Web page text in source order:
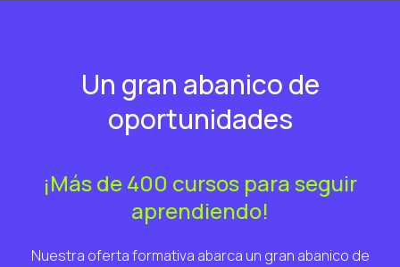
Un gran abanico de
oportunidades
¡Más de 400 cursos para seguir
aprendiendo!
Nuestra oferta formativa abarca un gran abanico de